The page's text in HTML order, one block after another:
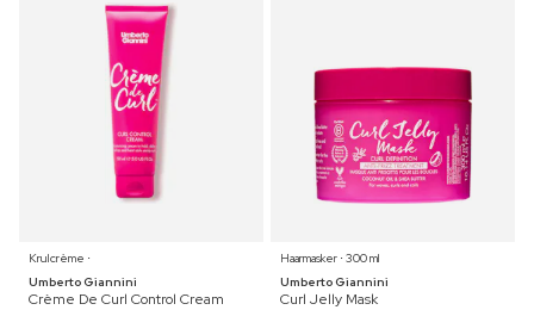
Krulcrème ⋅
Umberto Giannini
Crème De Curl Control Cream
Haarmasker ⋅ 300 ml
Umberto Giannini
Curl Jelly Mask